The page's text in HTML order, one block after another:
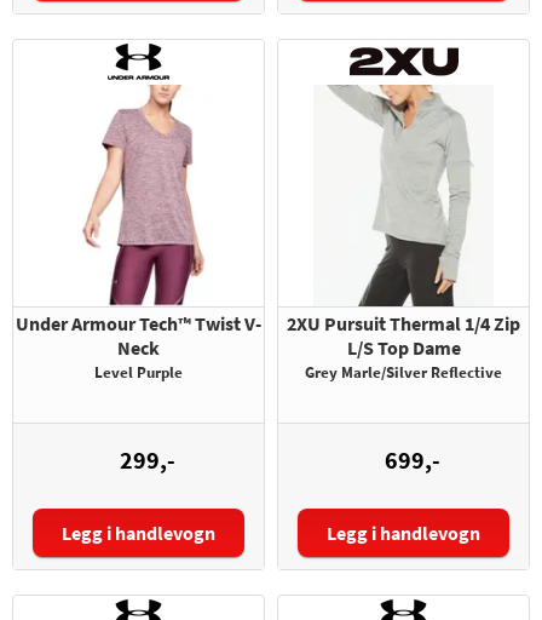
Under Armour Tech™ Twist V-
Neck
Level Purple
299,-
Størrelse:
Legg i handlevogn
2XU Pursuit Thermal 1/4 Zip
L/S Top Dame
Grey Marle/Silver Reflective
699,-
Størrelse:
Legg i handlevogn